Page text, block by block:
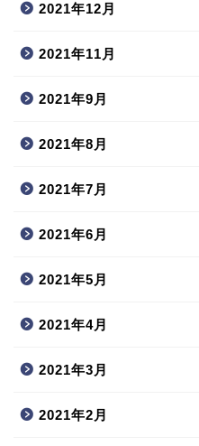
2021年12月
2021年11月
2021年9月
2021年8月
2021年7月
2021年6月
2021年5月
2021年4月
2021年3月
2021年2月